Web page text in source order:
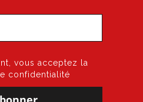
rendu de l’audience auprès du nouvel IA
vous acceptez la
confidentialité